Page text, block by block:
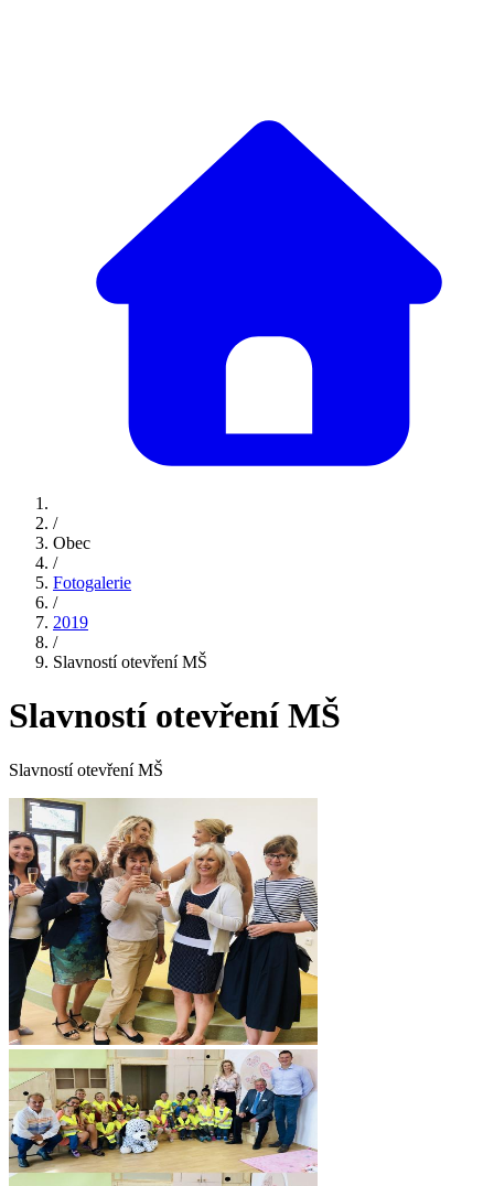
/
Obec
/
Fotogalerie
/
2019
/
Slavností otevření MŠ
Slavností otevření MŠ
Slavností otevření MŠ